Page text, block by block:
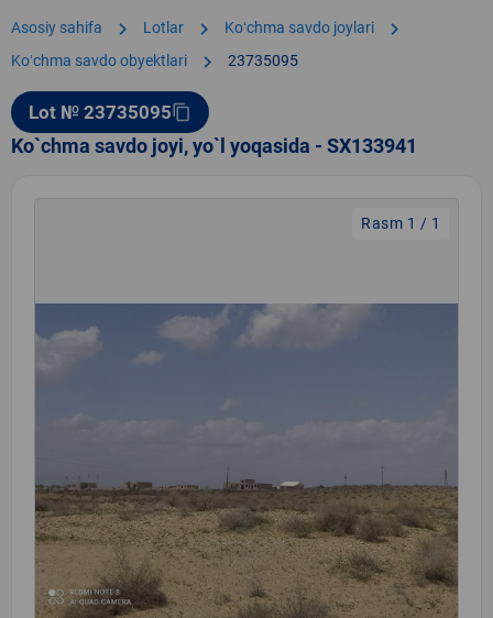
Asosiy sahifa chevron_right Lotlar chevron_right Koʻchma savdo joylari chevron_right
Koʻchma savdo obyektlari chevron_right 23735095
Lot № 23735095content_copy
Ko`chma savdo joyi, yo`l yoqasida - SX133941
Rasm 1 / 1